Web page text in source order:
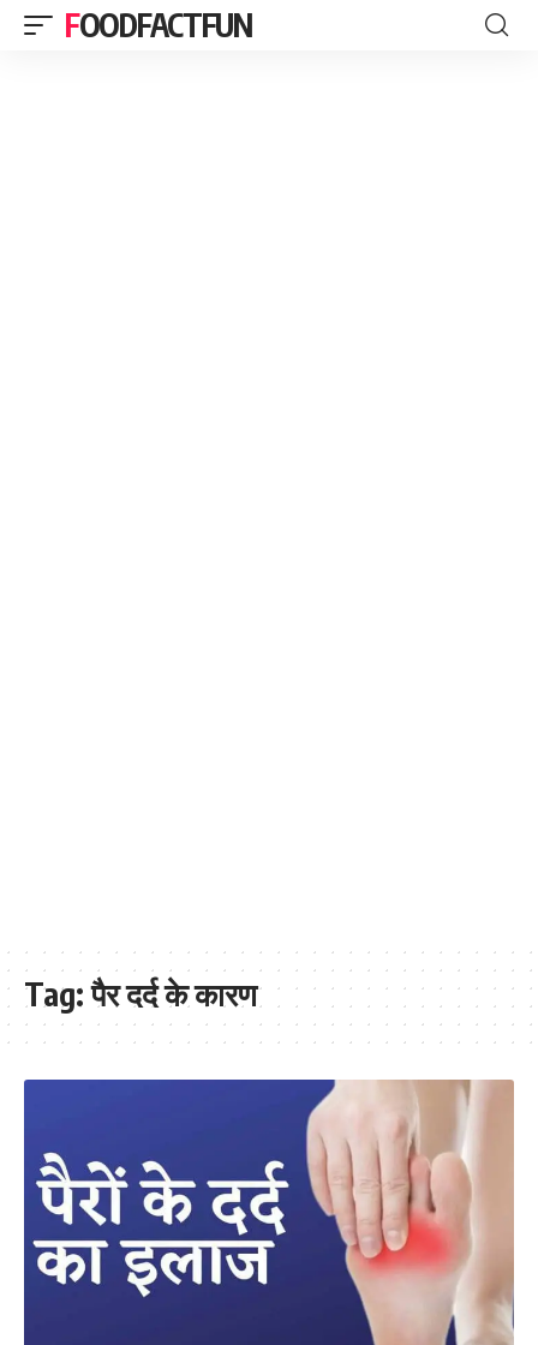
FOODFACTFUN
Tag:पैर दर्द के कारण